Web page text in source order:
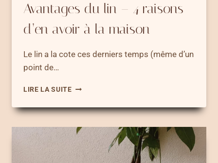
Avantages du lin – 4 raisons
d’en avoir à la maison
Le lin a la cote ces derniers temps (même d’un
point de…
LIRE LA SUITEAVANTAGES
LIN
4
RAISONS
D’EN
AVOIR